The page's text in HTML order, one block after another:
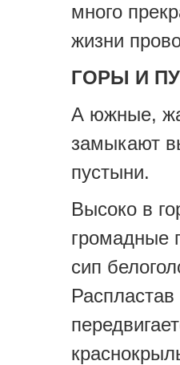
много
жизни
ГОРЫ И
А южные,
замыкают
пустыни.
Высоко в
громадные
сип